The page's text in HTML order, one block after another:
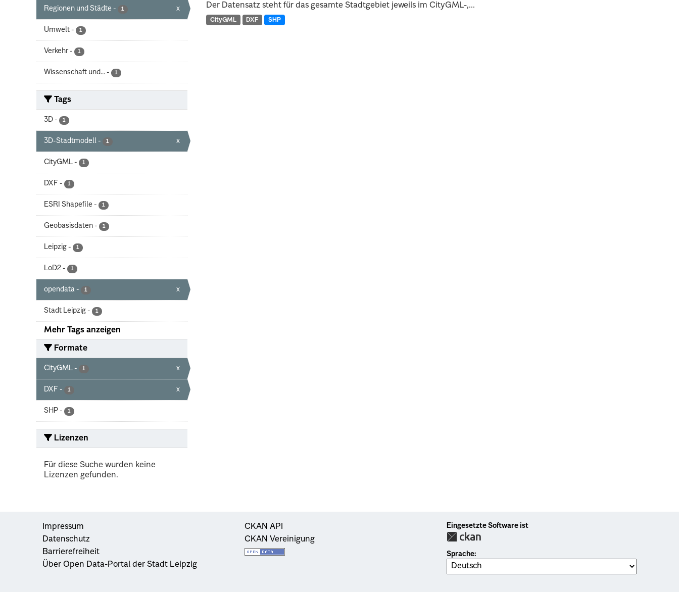
Regionen und Städte - 1 x
Umwelt - 1
Verkehr - 1
Wissenschaft und... - 1
Tags
3D - 1
3D-Stadtmodell - 1 x
CityGML - 1
DXF - 1
ESRI Shapefile - 1
Geobasisdaten - 1
Leipzig - 1
LoD2 - 1
opendata - 1 x
Stadt Leipzig - 1
Mehr Tags anzeigen
Formate
CityGML - 1 x
DXF - 1 x
SHP - 1
Lizenzen
Für diese Suche wurden keine
Lizenzen gefunden.
Der Datensatz steht für das gesamte Stadtgebiet jeweils im CityGML-,...
CityGML DXF SHP
Impressum
Datenschutz
Barrierefreiheit
Über Open Data-Portal der Stadt Leipzig
CKAN API
CKAN Vereinigung
Eingesetzte Software ist
Sprache